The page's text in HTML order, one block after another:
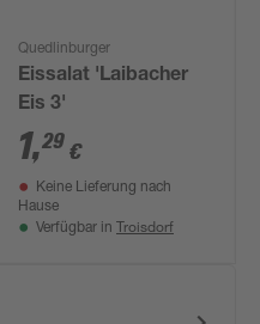
Quedlinburger
Eissalat 'Laibacher
Eis 3'
1,29 €
Keine Lieferung nach
Hause
Verfügbar in Troisdorf